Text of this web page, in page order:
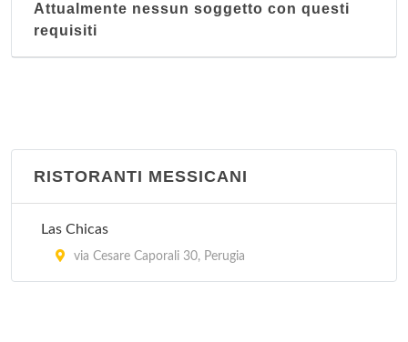
Attualmente nessun soggetto con questi
requisiti
RISTORANTI MESSICANI
Las Chicas
via Cesare Caporali 30, Perugia